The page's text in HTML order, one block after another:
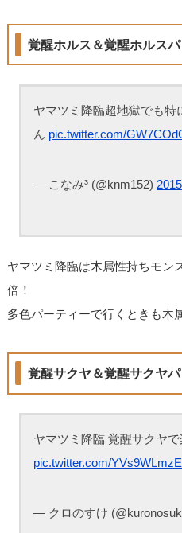
覚醒ホルス＆覚醒ホルスパ
ヤマツミ降臨超地獄でも
ん pic.twitter.com/
— こなみ³ (@knm152)
ヤマツミ降臨は木属性持ちモン
倍！
多色パーティーで行くときも木
覚醒サクヤ＆覚醒サクヤパ
pic.twitter.com/
— クロのすけ